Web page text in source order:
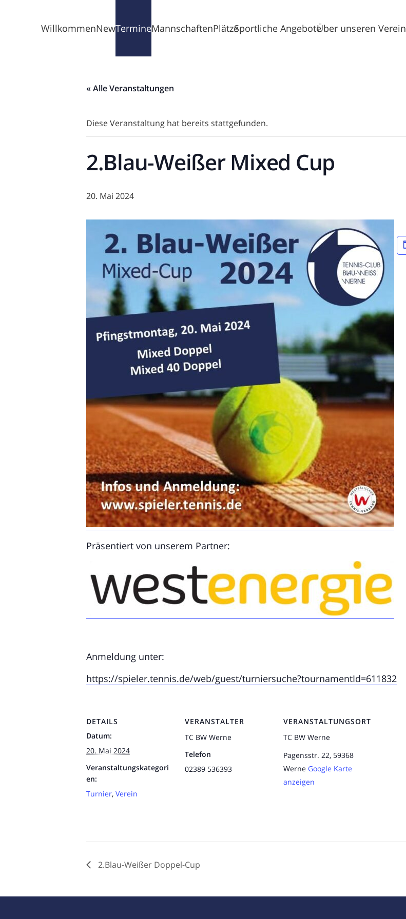
WillkommenNewsTermineMannschaftenPlätzeSportliche AngeboteÜber unseren Verein
« Alle Veranstaltungen
Diese Veranstaltung hat bereits stattgefunden.
2.Blau-Weißer Mixed Cup
20. Mai 2024
Präsentiert von unserem Partner:
Anmeldung unter:
https://spieler.tennis.de/web/guest/turniersuche?tournamentId=611832
DETAILS
Datum:
20. Mai 2024
Veranstaltungskategori
en:
Turnier, Verein
VERANSTALTER
TC BW Werne
Telefon
02389 536393
VERANSTALTUNGSORT
TC BW Werne
Pagensstr. 22, 59368
Werne Google Karte
anzeigen
2.Blau-Weißer Doppel-Cup